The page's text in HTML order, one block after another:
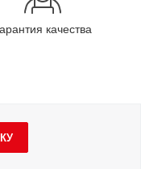
качества